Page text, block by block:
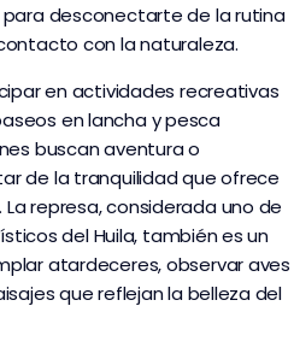
desconectarte de la rutina
con la naturaleza.
en actividades recreativas
en lancha y pesca
buscan aventura o
de la tranquilidad que ofrece
represa, considerada uno de
del Huila, también es un
atardeceres, observar aves
que reflejan la belleza del